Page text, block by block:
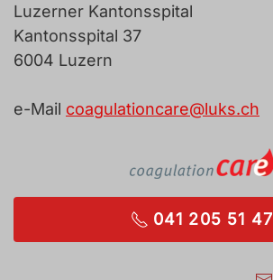
Luzerner Kantonsspital
Kantonsspital 37
6004 Luzern
e-Mail coagulationcare@luks.ch
041 205 51 47